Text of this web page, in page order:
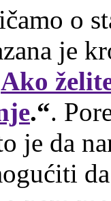
o
je
Ako
.“.
je da